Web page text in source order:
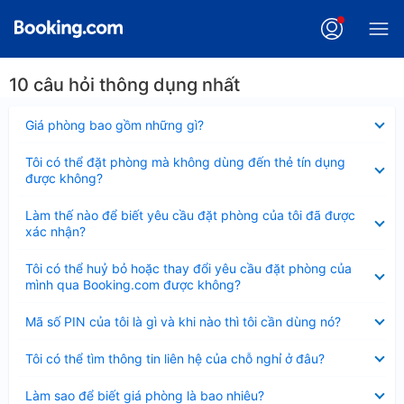
10 câu hỏi thông dụng nhất
Giá phòng bao gồm những gì?
thu
Tôi có thể đặt phòng mà không dùng đến thẻ tín dụng
được không?
thu
gọn
Làm thế nào để biết yêu cầu đặt phòng của tôi đã được
xác nhận?
thu
gọn
Tôi có thể huỷ bỏ hoặc thay đổi yêu cầu đặt phòng của
mình qua Booking.com được không?
thu
gọn
Mã số PIN của tôi là gì và khi nào thì tôi cần dùng nó?
thu
Tôi có thể tìm thông tin liên hệ của chỗ nghỉ ở đâu?
thu
Làm sao để biết giá phòng là bao nhiêu?
thu